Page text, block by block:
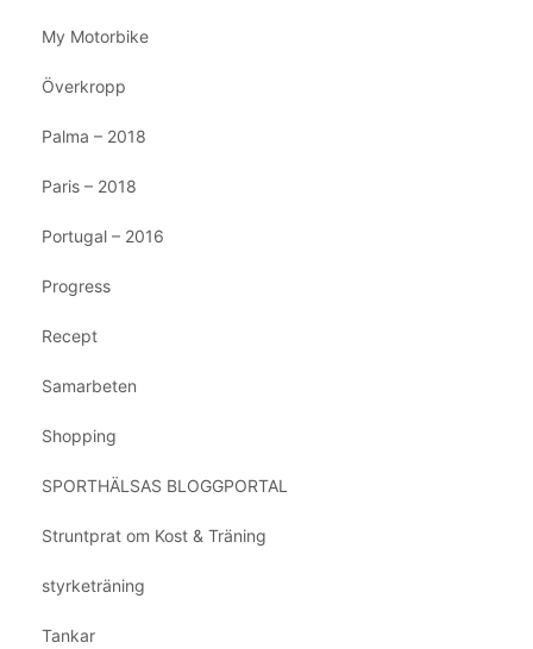
My Motorbike
Överkropp
Palma – 2018
Paris – 2018
Portugal – 2016
Progress
Recept
Samarbeten
Shopping
SPORTHÄLSAS BLOGGPORTAL
Struntprat om Kost & Träning
styrketräning
Tankar